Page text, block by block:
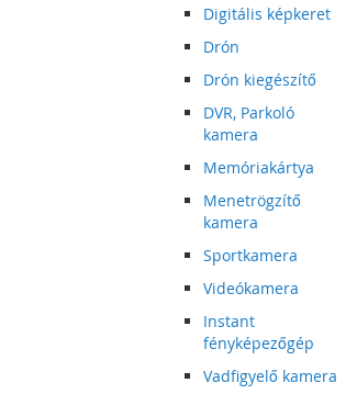
Digitális képkeret
Drón
Drón kiegészítő
DVR, Parkoló
kamera
Memóriakártya
Menetrögzítő
kamera
Sportkamera
Videókamera
Instant
fényképezőgép
Vadfigyelő kamera